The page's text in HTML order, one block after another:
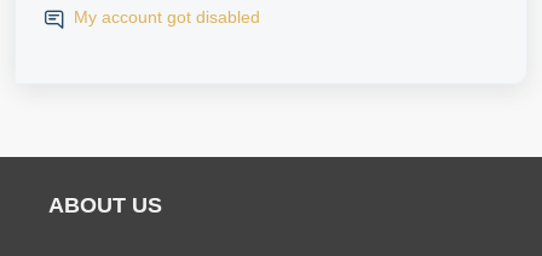
My account got disabled
ABOUT US